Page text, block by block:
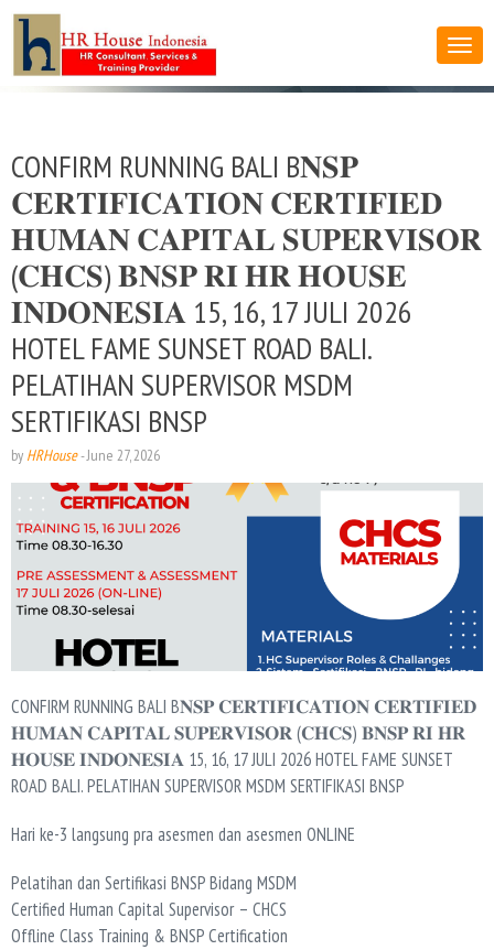
CONFIRM RUNNING BALI B𝐍𝐒𝐏
𝐂𝐄𝐑𝐓𝐈𝐅𝐈𝐂𝐀𝐓𝐈𝐎𝐍 𝐂𝐄𝐑𝐓𝐈𝐅𝐈𝐄𝐃
𝐇𝐔𝐌𝐀𝐍 𝐂𝐀𝐏𝐈𝐓𝐀𝐋 𝐒𝐔𝐏𝐄𝐑𝐕𝐈𝐒𝐎𝐑
(𝐂𝐇𝐂𝐒) 𝐁𝐍𝐒𝐏 𝐑𝐈 𝐇𝐑 𝐇𝐎𝐔𝐒𝐄
𝐈𝐍𝐃𝐎𝐍𝐄𝐒𝐈𝐀 15, 16, 17 JULI 2026
HOTEL FAME SUNSET ROAD BALI.
PELATIHAN SUPERVISOR MSDM
SERTIFIKASI BNSP
by HRHouse-June 27, 2026
CONFIRM RUNNING BALI B𝐍𝐒𝐏 𝐂𝐄𝐑𝐓𝐈𝐅𝐈𝐂𝐀𝐓𝐈𝐎𝐍 𝐂𝐄𝐑𝐓𝐈𝐅𝐈𝐄𝐃
𝐇𝐔𝐌𝐀𝐍 𝐂𝐀𝐏𝐈𝐓𝐀𝐋 𝐒𝐔𝐏𝐄𝐑𝐕𝐈𝐒𝐎𝐑 (𝐂𝐇𝐂𝐒) 𝐁𝐍𝐒𝐏 𝐑𝐈 𝐇𝐑
𝐇𝐎𝐔𝐒𝐄 𝐈𝐍𝐃𝐎𝐍𝐄𝐒𝐈𝐀 15, 16, 17 JULI 2026 HOTEL FAME SUNSET
ROAD BALI. PELATIHAN SUPERVISOR MSDM SERTIFIKASI BNSP
Hari ke-3 langsung pra asesmen dan asesmen ONLINE
Pelatihan dan Sertifikasi BNSP Bidang MSDM
Certified Human Capital Supervisor – CHCS
Offline Class Training & BNSP Certification